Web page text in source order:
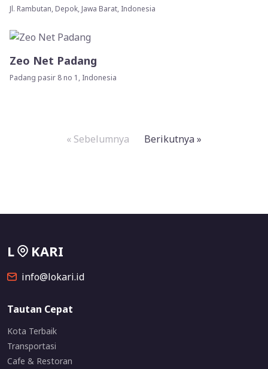
Jl. Rambutan, Depok, Jawa Barat, Indonesia
Zeo Net Padang
Padang pasir 8 no 1, Indonesia
« Sebelumnya Berikutnya »
L KARI
info@lokari.id
Tautan Cepat
Kota Terbaik
Transportasi
Cafe & Restoran